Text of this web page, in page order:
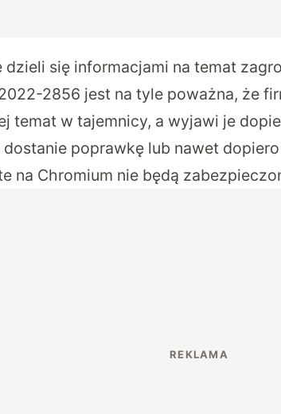
dzieli się informacjami na temat
2856 jest na tyle poważna, że
temat w tajemnicy, a wyjawi je
poprawkę lub nawet
na Chromium nie będą